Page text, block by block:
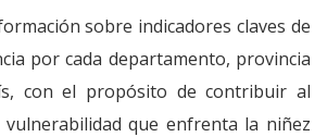
sobre indicadores claves de
por cada departamento, provincia
con el propósito de contribuir al
que enfrenta la niñez